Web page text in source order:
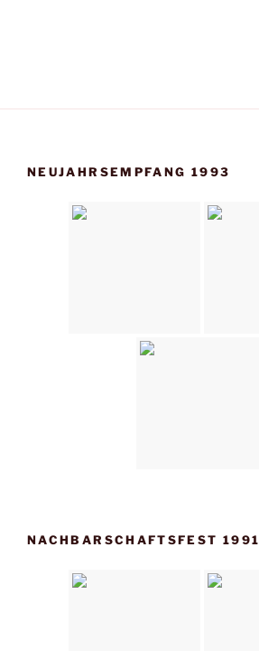
NEUJAHRSEMPFANG 1993
NACHBARSCHAFTSFEST 1991